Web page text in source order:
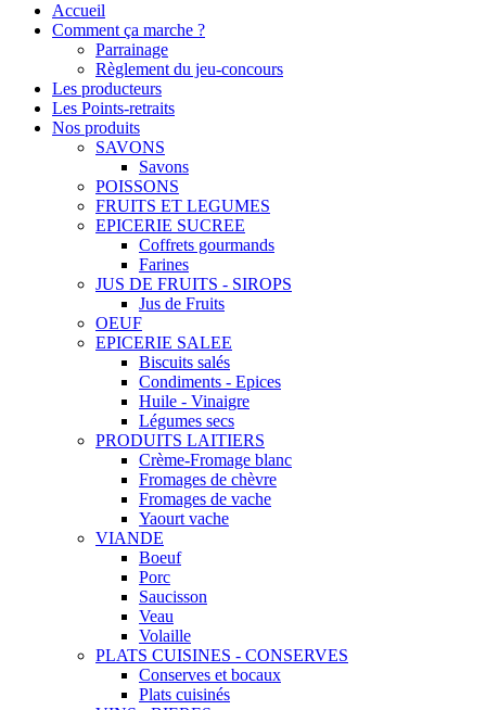
Accueil
Comment ça marche ?
Parrainage
Règlement du jeu-concours
Les producteurs
Les Points-retraits
Nos produits
SAVONS
Savons
POISSONS
FRUITS ET LEGUMES
EPICERIE SUCREE
Coffrets gourmands
Farines
JUS DE FRUITS - SIROPS
Jus de Fruits
OEUF
EPICERIE SALEE
Biscuits salés
Condiments - Epices
Huile - Vinaigre
Légumes secs
PRODUITS LAITIERS
Crème-Fromage blanc
Fromages de chèvre
Fromages de vache
Yaourt vache
VIANDE
Boeuf
Porc
Saucisson
Veau
Volaille
PLATS CUISINES - CONSERVES
Conserves et bocaux
Plats cuisinés